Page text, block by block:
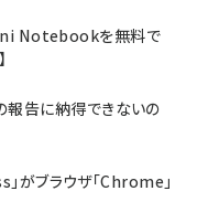
Notebookを無料で
報告に納得できないの
がブラウザ「Chrome」